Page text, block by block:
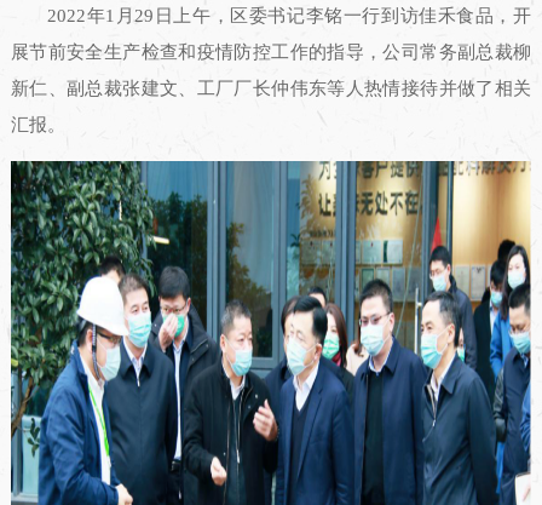
2022年1月29日上午，区委书记李铭一行到访佳禾食品，开
展节前安全生产检查和疫情防控工作的指导，公司常务副总裁柳
新仁、副总裁张建文、工厂厂长仲伟东等人热情接待并做了相关
汇报。